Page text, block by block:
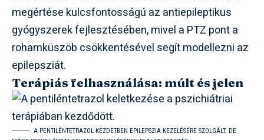
megértése kulcsfontosságú az antiepileptikus
gyógyszerek fejlesztésében, mivel a PTZ pont a
rohamküszöb csökkentésével segít modellezni az
epilepsziát.
Terápiás felhasználása: múlt és jelen
A PENTILÉNTETRAZOL KEZDETBEN EPILEPSZIA KEZELÉSÉRE SZOLGÁLT, DE